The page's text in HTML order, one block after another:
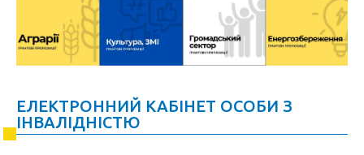
ЕЛЕКТРОННИЙ КАБІНЕТ ОСОБИ З
ІНВАЛІДНІСТЮ